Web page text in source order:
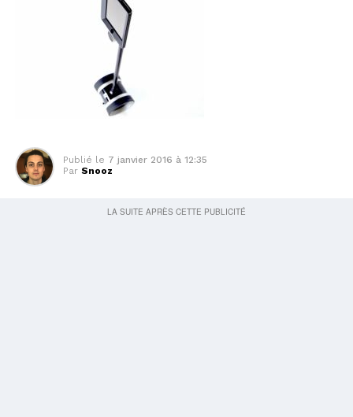
Publié le 7 janvier 2016 à 12:35
Par Snooz